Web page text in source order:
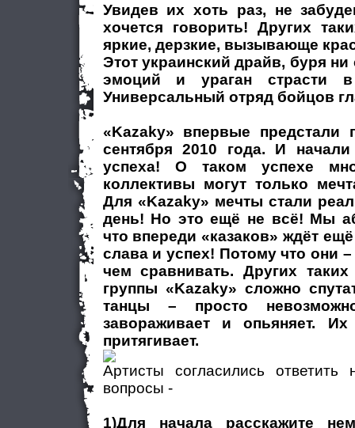
Увидев их хоть раз, не
хочется говорить! Других
яркие, дерзкие, вызывающе
Этот украинский драйв, буря
эмоций и ураган страсти
Универсальный отряд бойцов
«Kazaky» впервые предстали
сентября 2010 года. И
успеха! О таком успехе
коллективы могут только
Для «Kazaky» мечты стали
день! Но это ещё не всё! Мы
что впереди «казаков» ждёт
слава и успех! Потому что они
чем сравнивать. Других
группы «Kazaky» сложно
танцы – просто
завораживает и опьяняет.
притягивает.
Артисты согласились
вопросы -
1)Для начала расскажите